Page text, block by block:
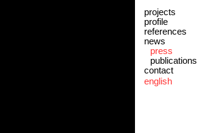
projects
profile
references
news
press
publications
contact
english